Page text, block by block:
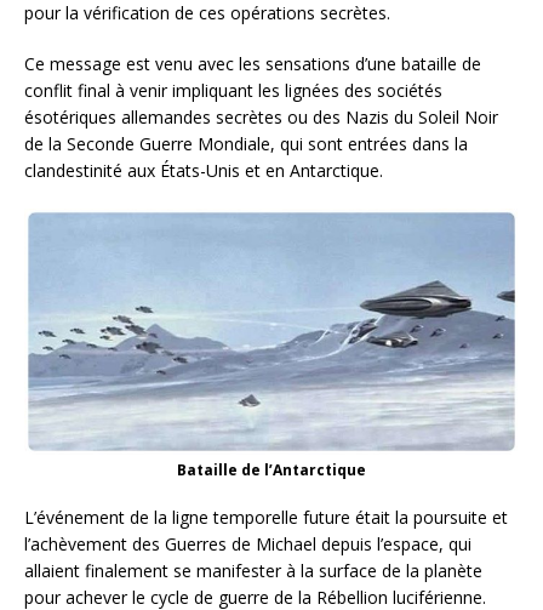
pour la vérification de ces opérations secrètes.
Ce message est venu avec les sensations d’une bataille de
conflit final à venir impliquant les lignées des sociétés
ésotériques allemandes secrètes ou des Nazis du Soleil Noir
de la Seconde Guerre Mondiale, qui sont entrées dans la
clandestinité aux États-Unis et en Antarctique.
Bataille de l’Antarctique
L’événement de la ligne temporelle future était la poursuite et
l’achèvement des Guerres de Michael depuis l’espace, qui
allaient finalement se manifester à la surface de la planète
pour achever le cycle de guerre de la Rébellion luciférienne.